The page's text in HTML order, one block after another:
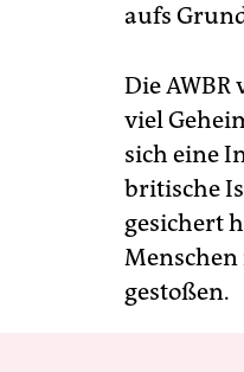
aufs
Die
viel
sich eine
britische
gesichert
gestoßen.